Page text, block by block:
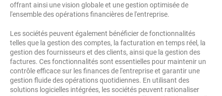
offrant ainsi une vision globale et une gestion optimisée de
l'ensemble des opérations financières de l'entreprise.
Les sociétés peuvent également bénéficier de fonctionnalités
telles que la gestion des comptes, la facturation en temps réel, la
gestion des fournisseurs et des clients, ainsi que la gestion des
factures. Ces fonctionnalités sont essentielles pour maintenir un
contrôle efficace sur les finances de l'entreprise et garantir une
gestion fluide des opérations quotidiennes. En utilisant des
solutions logicielles intégrées, les sociétés peuvent rationaliser